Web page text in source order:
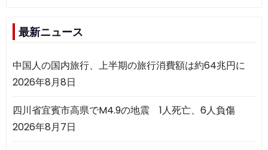
最新ニュース
中国人の国内旅行、上半期の旅行消費額は約64兆円に
2026年8月8日
四川省宜賓市高県でM4.9の地震 1人死亡、6人負傷
2026年8月7日